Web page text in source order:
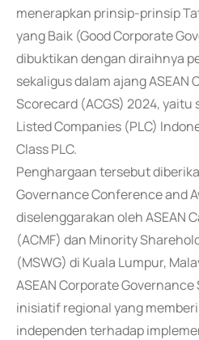
menerapkan prinsip-prinsip
yang Baik (Good Corporate
dibuktikan dengan diraihnya
sekaligus dalam ajang ASEAN
Scorecard (ACGS) 2024, yaitu
Listed Companies (PLC)
Class PLC.
Penghargaan tersebut
Governance Conference and
diselenggarakan oleh ASEAN
(ACMF) dan Minority
(MSWG) di Kuala Lumpur,
ASEAN Corporate
inisiatif regional yang
independen terhadap